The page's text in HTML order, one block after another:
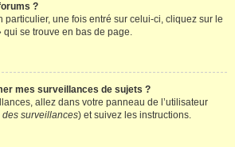
?
particulier, une fois entré sur celui-ci, cliquez sur le
qui se trouve en bas de page.
mes surveillances de sujets ?
allez dans votre panneau de l’utilisateur
des surveillances) et suivez les instructions.